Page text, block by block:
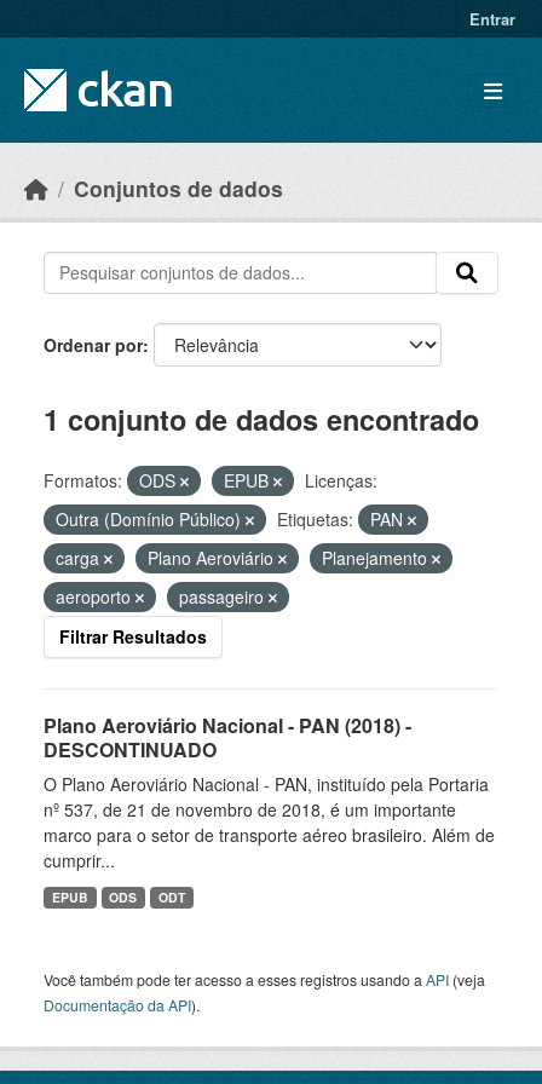
Entrar
Conjuntos de dados
Ordenar por
1 conjunto de dados encontrado
Formatos: ODS EPUB
Licenças:
Outra (Domínio Público)
Etiquetas:
PAN
carga
Plano Aeroviário
Planejamento
aeroporto
passageiro
Filtrar Resultados
Plano Aeroviário Nacional - PAN (2018) -
DESCONTINUADO
O Plano Aeroviário Nacional - PAN, instituído pela Portaria
nº 537, de 21 de novembro de 2018, é um importante
marco para o setor de transporte aéreo brasileiro. Além de
cumprir...
EPUB ODS ODT
Você também pode ter acesso a esses registros usando a API (veja
Documentação da API).